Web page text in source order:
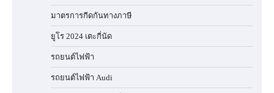
มาตรการกีดกันทางภาษี
ยูโร 2024 เตะกี่นัด
รถยนต์ไฟฟ้า
รถยนต์ไฟฟ้า Audi